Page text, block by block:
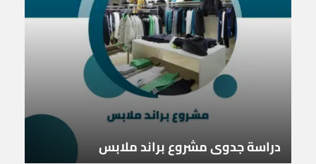
دراسة جدوى مشروع براند ملابس